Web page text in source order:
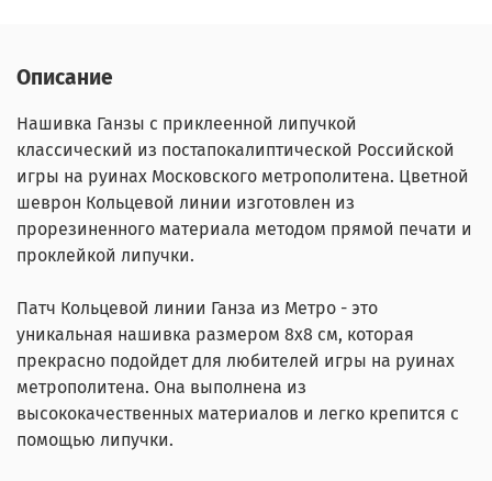
Описание
Нашивка Ганзы с приклеенной липучкой
классический из постапокалиптической Российской
игры на руинах Московского метрополитена. Цветной
шеврон Кольцевой линии изготовлен из
прорезиненного материала методом прямой печати и
проклейкой липучки.
Патч Кольцевой линии Ганза из Метро - это
уникальная нашивка размером 8х8 см, которая
прекрасно подойдет для любителей игры на руинах
метрополитена. Она выполнена из
высококачественных материалов и легко крепится с
помощью липучки.